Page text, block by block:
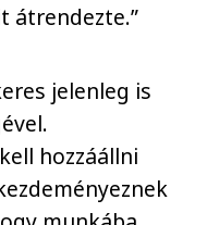
átrendezte.”
jelenleg is
hozzáállni